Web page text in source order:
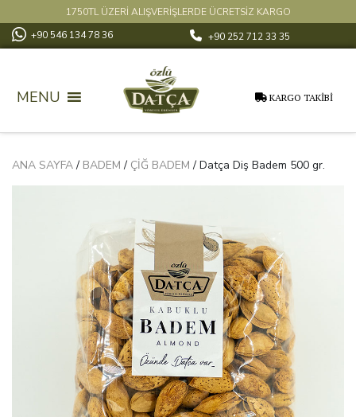
1750TL ÜZERİ ALIŞVERİŞLERDE ÜCRETSİZ KARGO
+90 546 134 78 36
+90 252 712 33 35
MENU KARGO TAKİBİ
ANA SAYFA/ BADEM / ÇIĞ BADEM / Datça Diş Badem 500 gr.